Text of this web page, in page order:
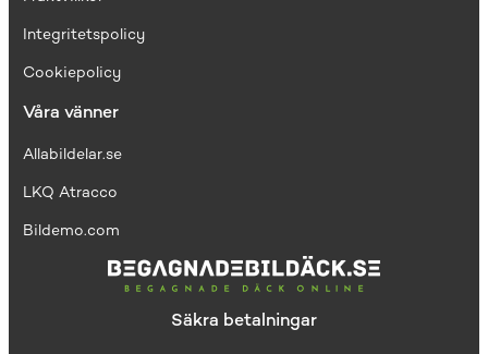
Integritetspolicy
Cookiepolicy
Våra vänner
Allabildelar.se
LKQ Atracco
Bildemo.com
Säkra betalningar